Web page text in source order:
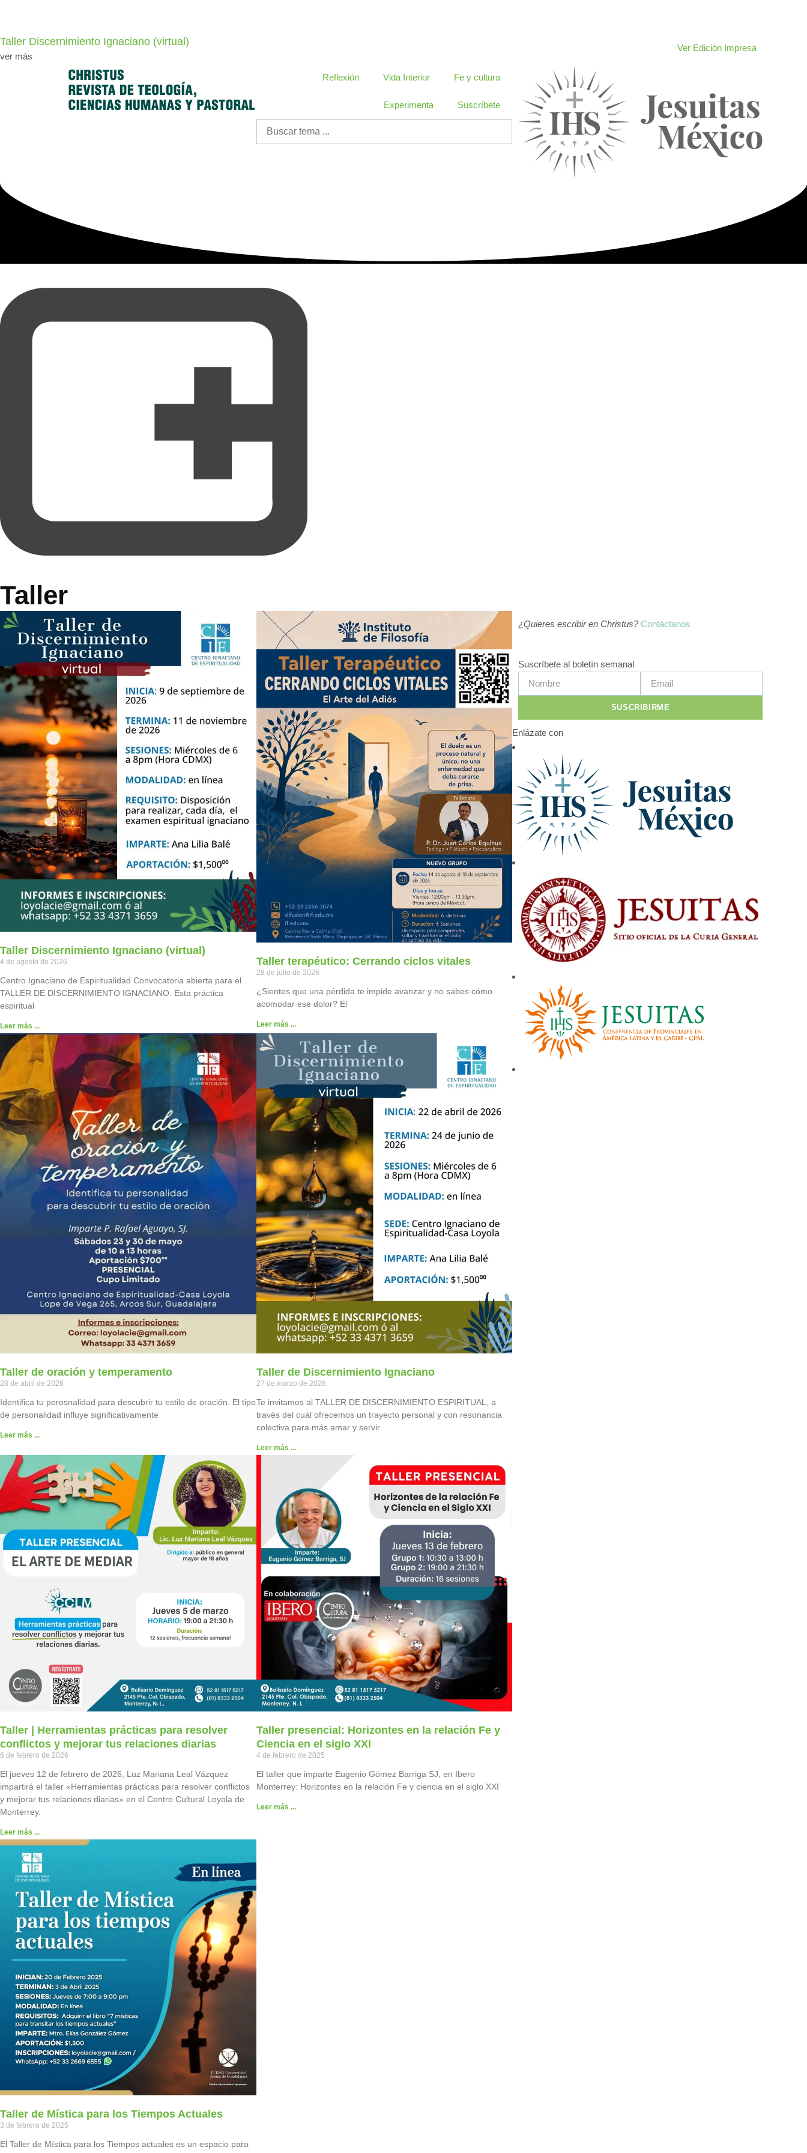
Taller Discernimiento Ignaciano (virtual)
ver más
Ver Edición Impresa
Reflexión Vida Interior Fe y cultura
Experimenta Suscríbete
Taller
Taller Discernimiento Ignaciano (virtual)
4 de agosto de 2026
Centro Ignaciano de Espiritualidad Convocatoria abierta para el
TALLER DE DISCERNIMIENTO IGNACIANO. Esta práctica
espiritual
Leer más ...
Taller terapéutico: Cerrando ciclos vitales
28 de julio de 2026
¿Sientes que una pérdida te impide avanzar y no sabes cómo
acomodar ese dolor? El
Leer más ...
Taller de oración y temperamento
28 de abril de 2026
Identifica tu perosnalidad para descubrir tu estilo de oración. El tipo
de personalidad influye significativamente
Leer más ...
Taller de Discernimiento Ignaciano
27 de marzo de 2026
Te invitamos al TALLER DE DISCERNIMIENTO ESPIRITUAL, a
través del cuál ofrecemos un trayecto personal y con resonancia
colectiva para más amar y servir.
Leer más ...
Taller | Herramientas prácticas para resolver
conflictos y mejorar tus relaciones diarias
6 de febrero de 2026
El jueves 12 de febrero de 2026, Luz Mariana Leal Vázquez
impartirá el taller «Herramientas prácticas para resolver conflictos
y mejorar tus relaciones diarias» en el Centro Cultural Loyola de
Monterrey.
Leer más ...
Taller presencial: Horizontes en la relación Fe y
Ciencia en el siglo XXI
4 de febrero de 2025
El taller que imparte Eugenio Gómez Barriga SJ, en Ibero
Monterrey: Horizontes en la relación Fe y ciencia en el siglo XXI
Leer más ...
Taller de Mística para los Tiempos Actuales
3 de febrero de 2025
El Taller de Mística para los Tiempos actuales es un espacio para
¿Quieres escribir en Christus? Contáctanos
Suscríbete al boletín semanal
SUSCRIBIRME
Enlázate con